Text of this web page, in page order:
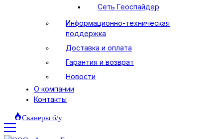
Сеть Геоспайдер
Информационно-техническая
поддержка
Доставка и оплата
Гарантия и возврат
Новости
О компании
Контакты
Сканеры б/у